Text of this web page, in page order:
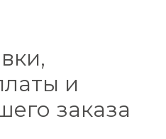
и
заказа